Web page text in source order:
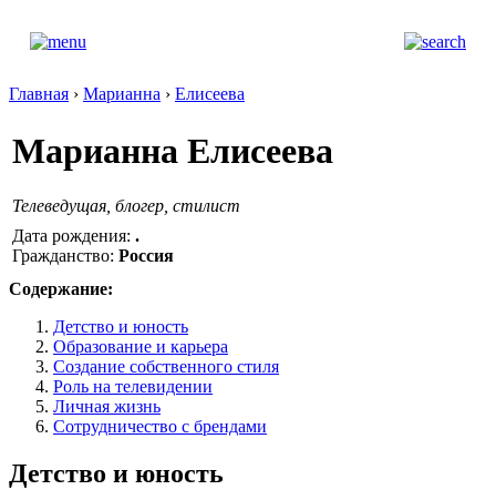
Главная › Марианна › Елисеева
Марианна Елисеева
Телеведущая, блогер, стилист
Дата рождения: .
Гражданство: Россия
Содержание:
Детство и юность
Образование и карьера
Создание собственного стиля
Роль на телевидении
Личная жизнь
Сотрудничество с брендами
Детство и юность